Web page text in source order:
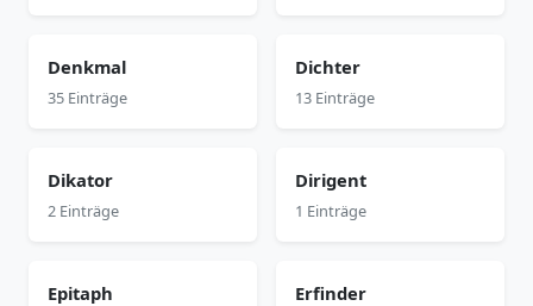
Denkmal
35 Einträge
Dichter
13 Einträge
Dikator
2 Einträge
Dirigent
1 Einträge
Epitaph Erfinder